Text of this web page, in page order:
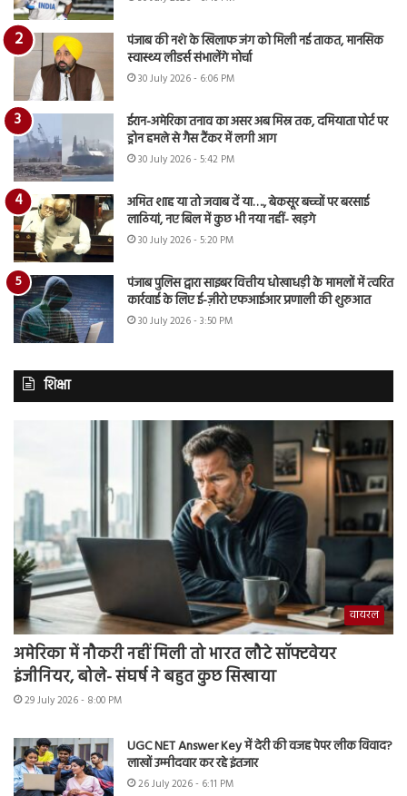
पंजाब की नशे के खिलाफ जंग को मिली नई ताकत, मानसिक
स्वास्थ्य लीडर्स संभालेंगे मोर्चा
30 July 2026 - 6:06 PM
ईरान-अमेरिका तनाव का असर अब मिस्र तक, दमियाता पोर्ट पर
ड्रोन हमले से गैस टैंकर में लगी आग
30 July 2026 - 5:42 PM
अमित शाह या तो जवाब दें या…., बेकसूर बच्चों पर बरसाई
लाठियां, नए बिल में कुछ भी नया नहीं- खड़गे
30 July 2026 - 5:20 PM
पंजाब पुलिस द्वारा साइबर वित्तीय धोखाधड़ी के मामलों में त्वरित
कार्रवाई के लिए ई-ज़ीरो एफआईआर प्रणाली की शुरुआत
30 July 2026 - 3:50 PM
शिक्षा
वायरल
अमेरिका में नौकरी नहीं मिली तो भारत लौटे सॉफ्टवेयर
इंजीनियर, बोले- संघर्ष ने बहुत कुछ सिखाया
29 July 2026 - 8:00 PM
UGC NET Answer Key में देरी की वजह पेपर लीक विवाद?
लाखों उम्मीदवार कर रहे इंतजार
26 July 2026 - 6:11 PM